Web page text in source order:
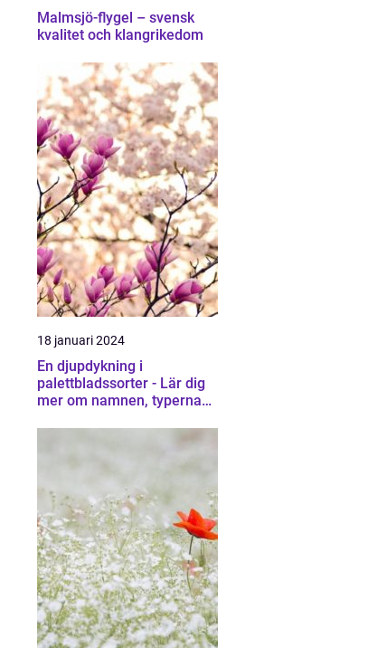
Malmsjö-flygel – svensk
kvalitet och klangrikedom
18 januari 2024
En djupdykning i
palettbladssorter - Lär dig
mer om namnen, typerna